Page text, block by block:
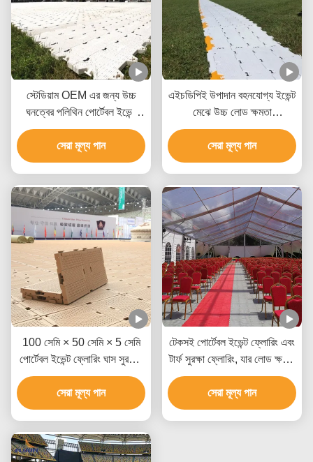
স্টেডিয়াম OEM এর জন্য উচ্চ
ঘনত্বের পলিথিন পোর্টেবল ইভেন্ট
ফ্লোরিং
সেরা মূল্য পান
এইচডিপিই উপাদান বহনযোগ্য ইভেন্ট
মেঝে উচ্চ লোড ক্ষমতা
কাস্টমাইজযোগ্য রঙ এবং আউটডোর
ব্যবহারের জন্য তাপমাত্রা প্রতিরোধী
সেরা মূল্য পান
100 সেমি × 50 সেমি × 5 সেমি
পোর্টেবল ইভেন্ট ফ্লোরিং ঘাস সুরক্ষার
জন্য ইউভি প্রতিরোধী
সেরা মূল্য পান
টেকসই পোর্টেবল ইভেন্ট ফ্লোরিং এবং
টার্ফ সুরক্ষা ফ্লোরিং, যার লোড ক্ষমতা
২০ টন এবং আকার ৩০.৪৮ সেমি x
১০.১৬ সেমি x ১.৮ সেমি
সেরা মূল্য পান